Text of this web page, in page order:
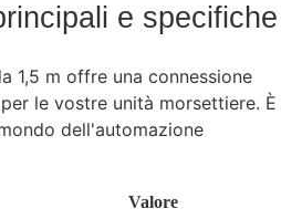
e specifiche
1,5 m offre una connessione
le vostre unità morsettiere. È
dell'automazione
Valore